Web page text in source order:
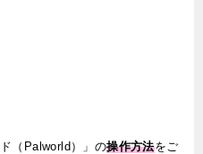
（Palworld）」の操作方法をご